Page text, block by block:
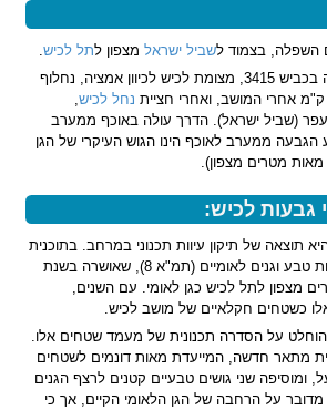
השפלה, בצמוד לשביל ישראל מצפון לתל לכיש.
לאחר כ- 2.5 ק"מ נסיעה בכביש 3415, מצומת לכיש לכיוון אמציה, נחלוף
אחרי המושב, ואחרי חציית נחל לכיש,
(שביל ישראל). הדרך עולה באוכף ממערב
ממערב לאוכף הינו הגוש העיקרי של הגן
מאות מטרים מצפון).
גבעות לכיש:
תוצאה של תיקון עיוות תכנוני במרחב. בתוכנית
המתאר הארצית לשמורות טבע וגנים לאומיים (תמ"א 8), שאושרה בשנת
מצפון לתל לכיש כגן לאומי. עם השנים,
כשטחים חקלאיים של מושב לכיש.
בתחילת שנות ה- 2010 הוחלט על הסדרה תכנונית של מעמד שטחים אלו.
מתאר חדשה, המייעדת מאות דונמים לשטחים
ומוסיפה שני גושים טבעיים קטנים לרצף הגנים
מדובר על הרחבה של הגן הלאומי הקיים, אך כי